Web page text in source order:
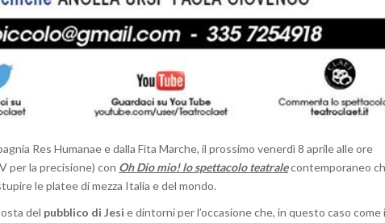
Res Humanae e dalla Fita Marche, il prossimo venerdì 8 aprile alle ore
per la precisione) con Oh Dio mio! lo spettacolo teatralecontemporaneo
le platee di mezza Italia e del mondo.
del pubblico di Jesi e dintorni per l’occasione che, in questo caso come